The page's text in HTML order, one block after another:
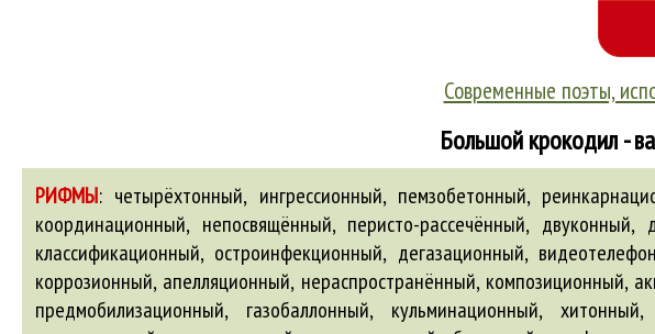
Современные поэты,
Большой крокодил -
РИФМЫ: четырёхтонный, ингрессионный, пемзобетонный, реинкарнационный, отгонный, атрибуционный, дезинтоксикационный, безынерционный, тускло-зелёный, координационный, непосвящённый, перисто-рассечённый, двуконный, декорационный, патронный, карбонизационный, рекламационный, тронный, дефляционный, классификационный, остроинфекционный, дегазационный, видеотелефонный, термоизоляционный, медальонный, живорождённый, конверсионный, интеграционный, коррозионный, апелляционный, нераспространённый, композиционный, аккредитационный, пустозвонный, индикационный, ядрёный, буро-зелёный, дезинтеграционный, предмобилизационный, газобаллонный, кульминационный, хитонный, кальсонный, шарнирно-сочленённый, пророгационный, грубоизмельчённый, полусонный, иммерсионный, девиационный, коллекционный, бидонный, конформационный, реляционный, сталебетонный, протонный, гудронный, петиционный, амбиционный, среднепересечённый, многомиллионный, пристанционный, лесоэксплуатационный, многоплемённый, пункционный, низкообогащённый, ретрансляционный, нутационный, водогонный, инжекционный, радиотелефонный, термоэлектронный, условно поражённый, ситуационный, мелко дроблённый, молокогонный, коллимационный, поляризационный, солёно-копчёный, возгонный, горько-солёный, теплозвукоизоляционный, фестонный, аллохтонный, грануляционный, фракционный, интерполяционный, сессионный, подзаконный, репарационный, вышеприведённый, профориентационный, суперинфекционный, диссертационный, гонный, недоуменный, жетонный, консигнационный, эрозионный, новопроизведённый, посезонный, посюсторонний, наоконный, транспирационный, эвакуационный, смологонный, пароизоляционный, декларационный, суконный, студёный, рекультивационный, беспрогонный, фургонный, суспензионный, радионавигационный, ассигнационный, магнетронный, конфронтационный, сертификационный, светло-зелёный, ионный, невооружённый, грязно-зелёный, сатурационный, навигационный, флаконный, малозаселённый, сложнокоординационный, мелкозернёный, ирригационный, уклонный, крюшонный, аспирационный, дезинфекционный, прогонный, приватизационный, регистрационный, жестикуляционный, бескингстонный, малооснащённый, термоионный, сегрегационный, артикуляционный, слабосолёный, провизионный, конденсационный, похоронный, конфирмационный, микротелефонный, интонационный, лактонный, бутылочно-зелёный, конъюгационный, грубопровокационный, коалиционный, дивизионный, экскурсионный, декомпрессионный, сонный, дистилляционный, эстрагонный, делимитационный, лактационный, амвонный, подоконный, радиотрансляционный, корреляционный, эжекционный, акклиматизационный, плафонный, инерционный, непроторённый, забубённый, термосифонный, цементационный, экстирпационный, мутационный, радиотеплолокационный, перворождённый, бело-зелёный, трансплантационный, экзаменационный, эскадронный, параллельно включённый, ликвидационный, санационный, модуляционный, предсессионный, аукционный, ревокационный, пертурбационный, таксофонный, гнутоклеёный, опционный, анионный, аллергоинфекционный, бастионный, фильтрационный, внесезонный, всесезонный, несезонный, циклонный, пшённый, психокоррекционный, консервационный, сложноподчинённый, импровизационный, ежедённый, заамвонный, проволокобетонный, озонный, гарнизонный, энергоинформационный, институционный, индукционный, нетелефонный, резкопересечённый, рефакционный, вариационный, циркуляционный, ампутационный, магнитострикционный, юрисдикционный, предквалификационный, активационный, экстракционный, трансмиссионный, аргонный, дистанционный, обтурационный, вибрационный, сильно укреплённый, антикоррозионный, депривационный, дотационный, элеронный, безоконный, желчегонный, патефонный, несмышлёный, стеклобетонный, референционный, оптационный, влагоизоляционный, вагонный, индексационный, электронно оснащённый, реверберационный, камертонный, телевизионный, композиционно завершённый, мегатонный, цивилизационный, непокорённый, психотронный, широко распространённый, предэкзаменационный, редрессационный,